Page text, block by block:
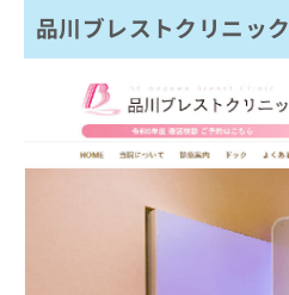
品川ブレストクリニック